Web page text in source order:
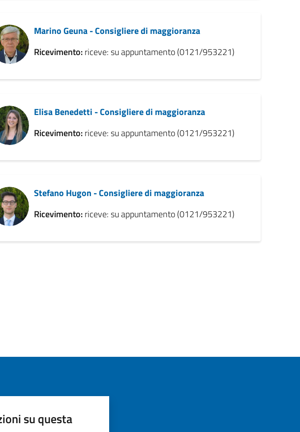
Marino Geuna - Consigliere di maggioranza
Ricevimento:riceve: su appuntamento (0121/953221)
Elisa Benedetti - Consigliere di maggioranza
Ricevimento:riceve: su appuntamento (0121/953221)
Stefano Hugon - Consigliere di maggioranza
Ricevimento:riceve: su appuntamento (0121/953221)
su questa